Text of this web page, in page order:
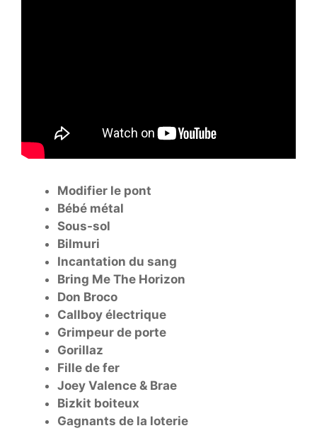
Modifier le pont
Bébé métal
Sous-sol
Bilmuri
Incantation du sang
Bring Me The Horizon
Don Broco
Callboy électrique
Grimpeur de porte
Gorillaz
Fille de fer
Joey Valence & Brae
Bizkit boiteux
Gagnants de la loterie